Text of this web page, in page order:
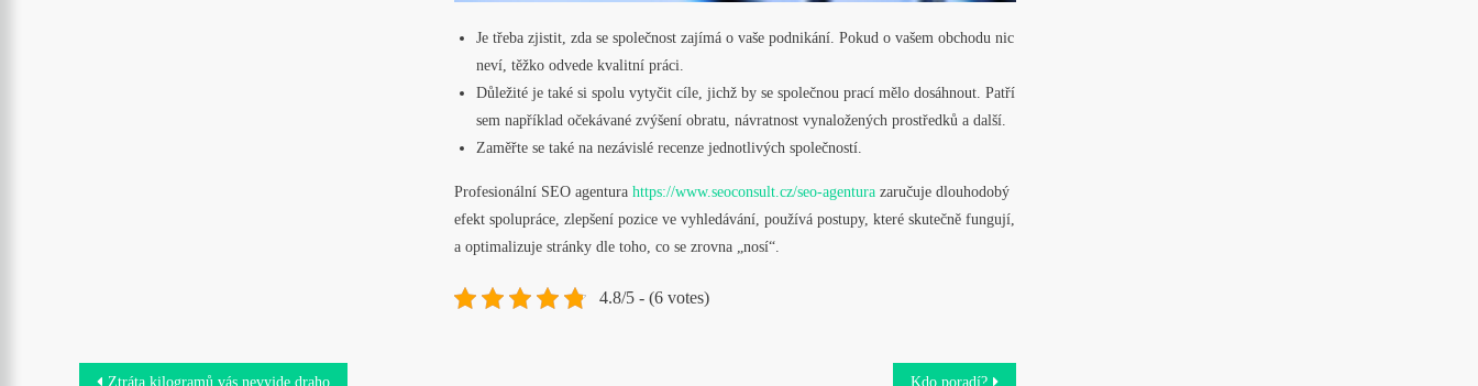
Je třeba zjistit, zda se společnost zajímá o vaše podnikání. Pokud o vašem obchodu nic
neví, těžko odvede kvalitní práci.
Důležité je také si spolu vytyčit cíle, jichž by se společnou prací mělo dosáhnout. Patří
sem například očekávané zvýšení obratu, návratnost vynaložených prostředků a další.
Zaměřte se také na nezávislé recenze jednotlivých společností.
Profesionální SEO agentura https://www.seoconsult.cz/seo-agenturazaručuje dlouhodobý
efekt spolupráce, zlepšení pozice ve vyhledávání, používá postupy, které skutečně fungují,
a optimalizuje stránky dle toho, co se zrovna „nosí“.
4.8/5 - (6 votes)
Ztráta kilogramů vás nevyjde draho Kdo poradí?